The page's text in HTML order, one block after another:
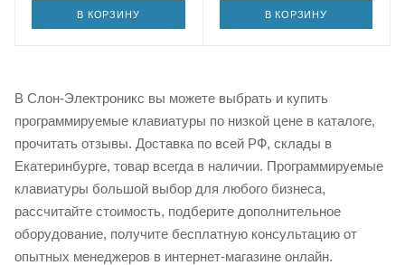
В КОРЗИНУ В КОРЗИНУ
В Слон-Электроникс вы можете выбрать и купить
программируемые клавиатуры по низкой цене в каталоге,
прочитать отзывы. Доставка по всей РФ, склады в
Екатеринбурге, товар всегда в наличии. Программируемые
клавиатуры большой выбор для любого бизнеса,
рассчитайте стоимость, подберите дополнительное
оборудование, получите бесплатную консультацию от
опытных менеджеров в интернет-магазине онлайн.